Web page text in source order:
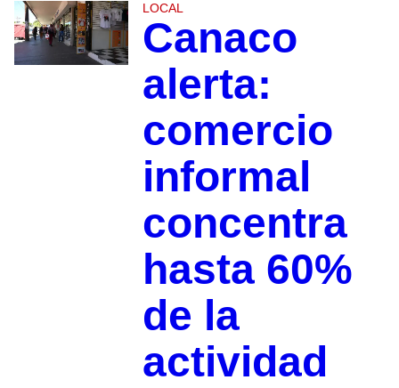
LOCAL
Canaco
alerta:
comercio
informal
concentra
hasta 60%
de la
actividad